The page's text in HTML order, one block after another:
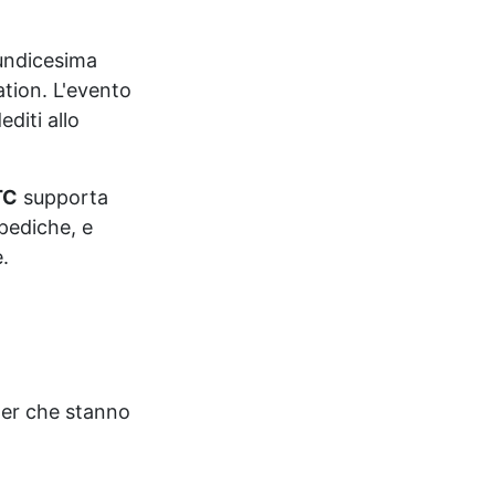
L'evento
allo
supporta
e
che stanno